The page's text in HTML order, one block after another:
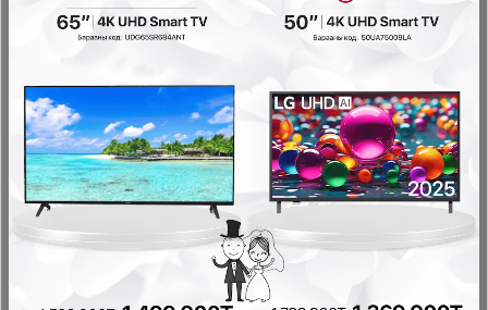
2,799,900₮
- 200,000₮